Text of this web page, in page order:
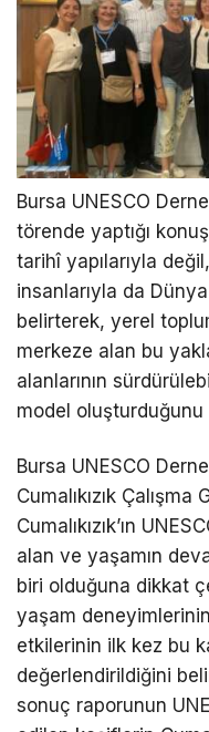
Bursa UNESCO
törende yaptığı
tarihî yapılarıyla
insanlarıyla da Dünya
belirterek, yerel
merkeze alan bu
alanlarının
model
Bursa UNESCO
Cumalıkızık
Cumalıkızık’ın
alan ve yaşamın
biri olduğuna dikkat
yaşam
etkilerinin ilk kez bu
değerlendirildiğini
sonuç raporunun